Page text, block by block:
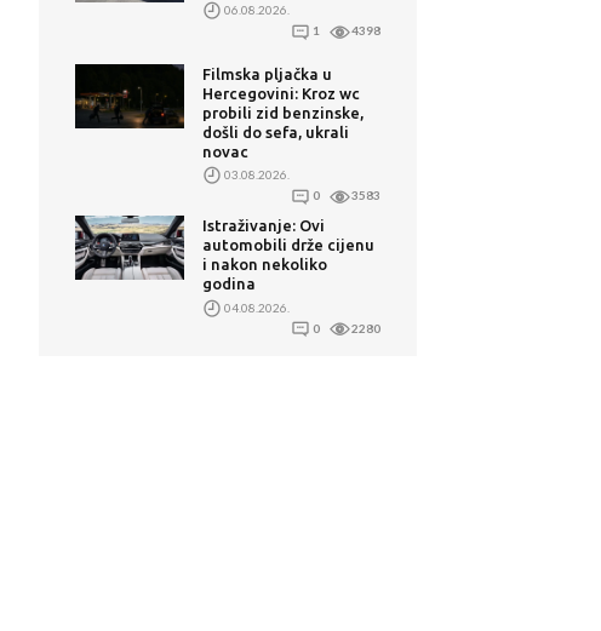
06.08.2026.
1
4398
Filmska pljačka u
Hercegovini: Kroz wc
probili zid benzinske,
došli do sefa, ukrali
novac
03.08.2026.
0
3583
Istraživanje: Ovi
automobili drže cijenu
i nakon nekoliko
godina
04.08.2026.
0
2280